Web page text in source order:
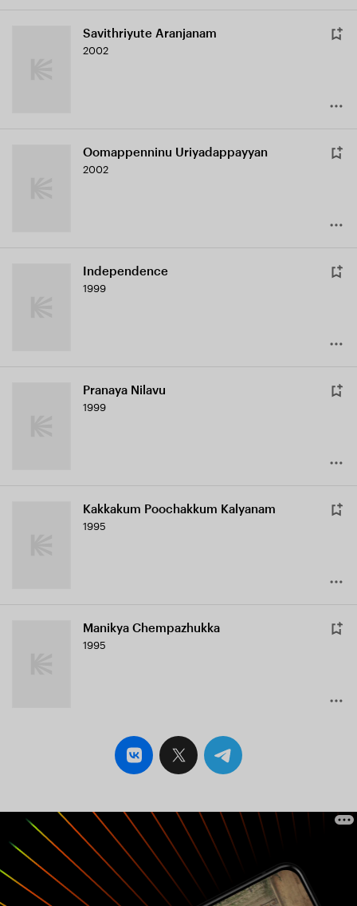
Savithriyute Aranjanam
2002
Oomappenninu Uriyadappayyan
2002
Independence
1999
Pranaya Nilavu
1999
Kakkakum Poochakkum Kalyanam
1995
Manikya Chempazhukka
1995